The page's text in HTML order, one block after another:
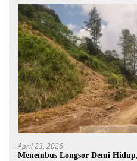
April 23, 2026
Menembus Longsor Demi